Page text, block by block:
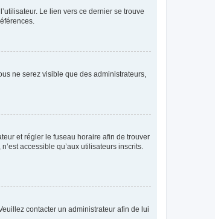
Le lien vers ce dernier se trouve
ne serez visible que des administrateurs,
et régler le fuseau horaire afin de trouver
accessible qu’aux utilisateurs inscrits.
contacter un administrateur afin de lui